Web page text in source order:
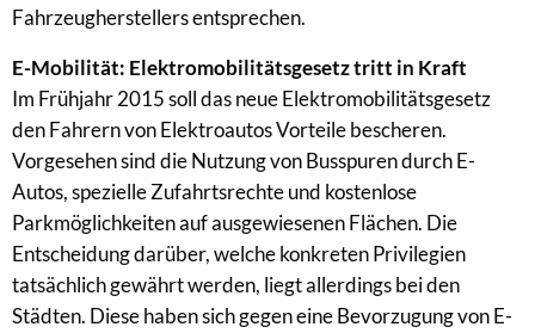
Fahrzeugherstellers entsprechen.
E-Mobilität: Elektromobilitätsgesetz tritt in Kraft
Im Frühjahr 2015 soll das neue Elektromobilitätsgesetz
den Fahrern von Elektroautos Vorteile bescheren.
Vorgesehen sind die Nutzung von Busspuren durch E-
Autos, spezielle Zufahrtsrechte und kostenlose
Parkmöglichkeiten auf ausgewiesenen Flächen. Die
Entscheidung darüber, welche konkreten Privilegien
tatsächlich gewährt werden, liegt allerdings bei den
Städten. Diese haben sich gegen eine Bevorzugung von E-